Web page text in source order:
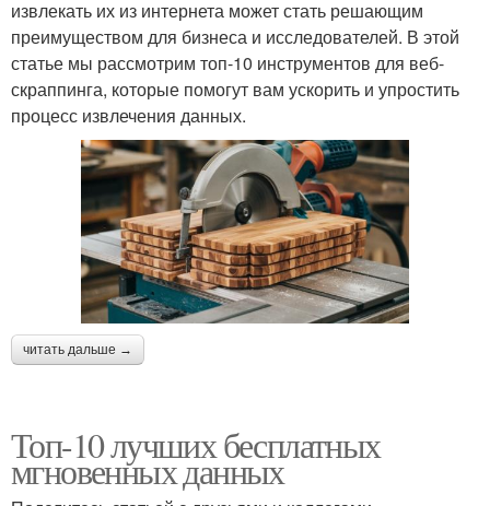
извлекать их из интернета может стать решающим
преимуществом для бизнеса и исследователей. В этой
статье мы рассмотрим топ-10 инструментов для веб-
скраппинга, которые помогут вам ускорить и упростить
процесс извлечения данных.
читать дальше →
Топ-10 лучших бесплатных
мгновенных данных